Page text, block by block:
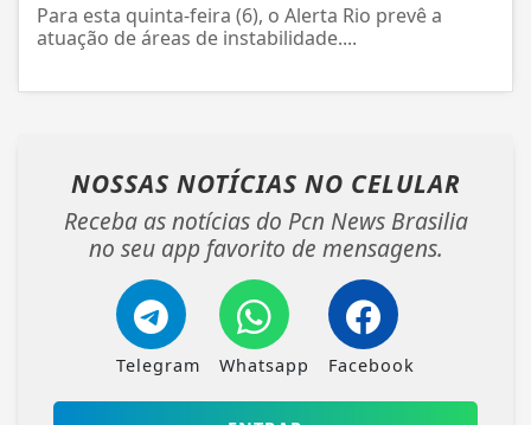
Para esta quinta-feira (6), o Alerta Rio prevê a
atuação de áreas de instabilidade....
NOSSAS NOTÍCIAS NO CELULAR
Receba as notícias do Pcn News Brasilia
no seu app favorito de mensagens.
Telegram Whatsapp Facebook